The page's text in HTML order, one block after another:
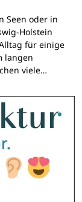
Seen oder in
Holstein
für einige
langen
viele…